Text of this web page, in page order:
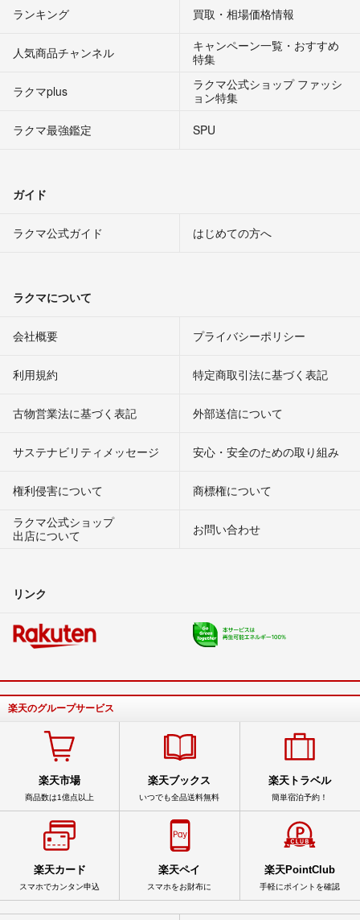
ランキング 買取・相場価格情報
人気商品チャンネル
キャンペーン一覧・おすすめ
特集
ラクマplus
ラクマ公式ショップ ファッシ
ョン特集
ラクマ最強鑑定
SPU
ガイド
ラクマ公式ガイド はじめての方へ
ラクマについて
会社概要 プライバシーポリシー
利用規約 特定商取引法に基づく表記
古物営業法に基づく表記 外部送信について
サステナビリティメッセージ 安心・安全のための取り組み
権利侵害について
商標権について
ラクマ公式ショップ
出店について
お問い合わせ
リンク
楽天のグループサービス
楽天市場
商品数は1億点以上
楽天ブックス
いつでも全品送料無料
楽天トラベル
簡単宿泊予約！
楽天カード
スマホでカンタン申込
楽天ペイ
スマホをお財布に
楽天PointClub
手軽にポイントを確認